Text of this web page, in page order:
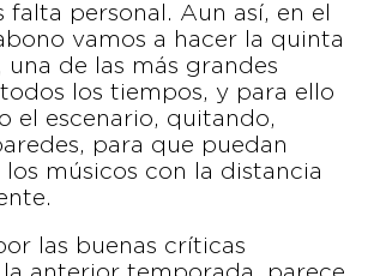
falta personal. Aun así, en el
vamos a hacer la quinta
una de las más grandes
los tiempos, y para ello
el escenario, quitando,
para que puedan
músicos con la distancia
las buenas críticas